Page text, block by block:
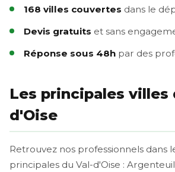
168 villes couvertes dans le
Devis gratuits et sans
Réponse sous 48h par des
Les principales villes
d'Oise
Retrouvez nos professionnels dans
principales du Val-d'Oise :